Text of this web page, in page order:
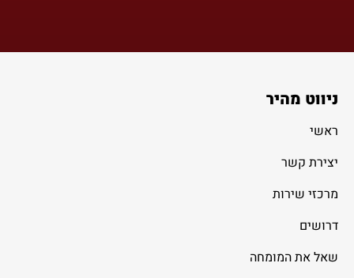
ניווט מהיר
ראשי
יצירת קשר
מרכזי שירות
דרושים
שאל את המומחה